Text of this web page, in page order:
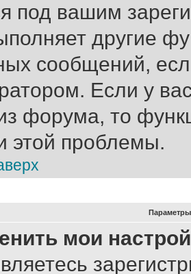
под вашим
другие
сообщений,
Если у
форума, то
этой проблемы.
Параметры
мои